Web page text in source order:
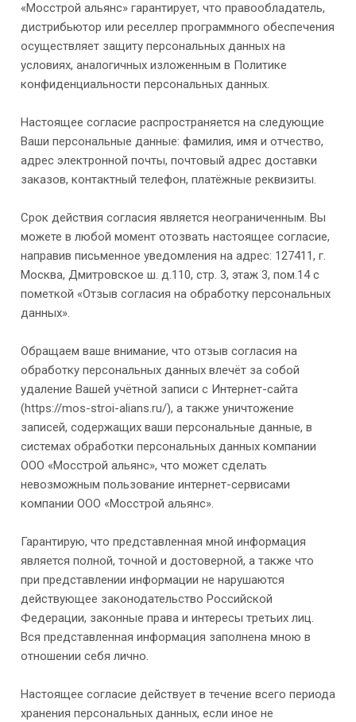
«Мосстрой альянс» гарантирует, что правообладатель,
дистрибьютор или реселлер программного обеспечения
осуществляет защиту персональных данных на
условиях, аналогичных изложенным в Политике
конфиденциальности персональных данных.
Настоящее согласие распространяется на следующие
Ваши персональные данные: фамилия, имя и отчество,
адрес электронной почты, почтовый адрес доставки
заказов, контактный телефон, платёжные реквизиты.
Срок действия согласия является неограниченным. Вы
можете в любой момент отозвать настоящее согласие,
направив письменное уведомления на адрес: 127411, г.
Москва, Дмитровское ш. д.110, стр. 3, этаж 3, пом.14 с
пометкой «Отзыв согласия на обработку персональных
данных».
Обращаем ваше внимание, что отзыв согласия на
обработку персональных данных влечёт за собой
удаление Вашей учётной записи с Интернет-сайта
(https://mos-stroi-alians.ru/), а также уничтожение
записей, содержащих ваши персональные данные, в
системах обработки персональных данных компании
ООО «Мосстрой альянс», что может сделать
невозможным пользование интернет-сервисами
компании ООО «Мосстрой альянс».
Гарантирую, что представленная мной информация
является полной, точной и достоверной, а также что
при представлении информации не нарушаются
действующее законодательство Российской
Федерации, законные права и интересы третьих лиц.
Вся представленная информация заполнена мною в
отношении себя лично.
Настоящее согласие действует в течение всего периода
хранения персональных данных, если иное не